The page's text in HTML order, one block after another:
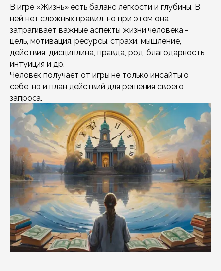
В игре «Жизнь» есть баланс легкости и глубины. В
ней нет сложных правил, но при этом она
затрагивает важные аспекты жизни человека -
цель, мотивация, ресурсы, страхи, мышление,
действия, дисциплина, правда, род, благодарность,
интуиция и др.
Человек получает от игры не только инсайты о
себе, но и план действий для решения своего
запроса.